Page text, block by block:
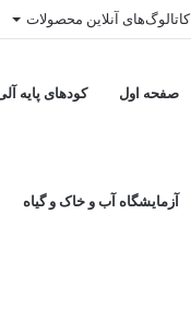
کاتالوگ‌های آنلاین محصولات
صفحه اول کودهای پایه
آزمایشگاه آب و خاک و گیاه